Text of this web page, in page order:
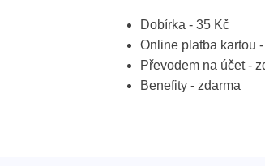
Dobírka - 35 Kč
Online platba kartou
Převodem na účet -
Benefity - zdarma